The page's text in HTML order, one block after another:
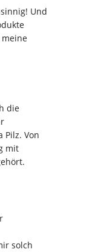
Und
die
Pilz. Von
mit
solch